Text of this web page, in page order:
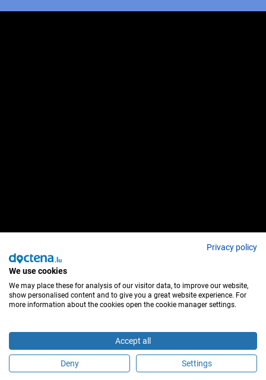
Sind Sie dieser Behandler?
Privacy policy
We use cookies
We may place these for analysis of our visitor data, to improve our website,
show personalised content and to give you a great website experience. For
more information about the cookies open the cookie manager settings.
Accept all
Deny Settings